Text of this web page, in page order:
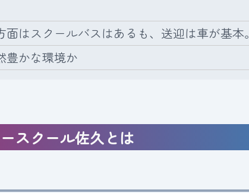
はスクールバスはあるも、送迎は車が基本。
豊かな環境か
スクール佐久とは